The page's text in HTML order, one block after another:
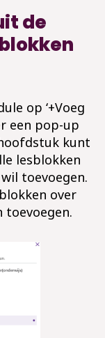
de
op ‘+Voeg
een pop-up
kunt
lesblokken
toevoegen.
over
toevoegen.